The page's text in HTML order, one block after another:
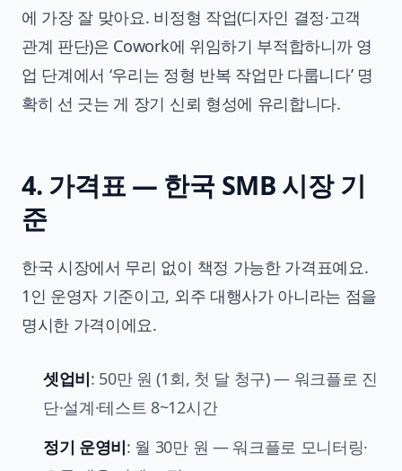
에 가장 잘 맞아요. 비정형 작업(디자인 결정·고객
관계 판단)은 Cowork에 위임하기 부적합하니까 영
업 단계에서 ‘우리는 정형 반복 작업만 다룹니다’ 명
확히 선 긋는 게 장기 신뢰 형성에 유리합니다.
4. 가격표 — 한국 SMB 시장 기
준
한국 시장에서 무리 없이 책정 가능한 가격표예요.
1인 운영자 기준이고, 외주 대행사가 아니라는 점을
명시한 가격이에요.
셋업비: 50만 원 (1회, 첫 달 청구) — 워크플로 진
단·설계·테스트 8~12시간
정기 운영비: 월 30만 원 — 워크플로 모니터링·